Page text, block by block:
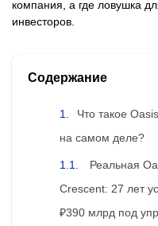
компания, а где ловушка
инвесторов.
Содержание
Что такое
на самом деле?
Реальная
Crescent: 27 лет
₽390 млрд под